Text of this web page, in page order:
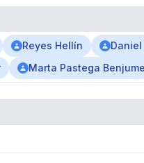
Reyes Hellín Daniel
Marta Pastega